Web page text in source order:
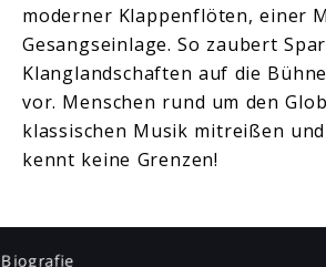
moderner Klappenflöten, einer
Gesangseinlage. So zaubert
Klanglandschaften auf die
vor. Menschen rund um den
klassischen Musik mitreißen
kennt keine Grenzen!
Biografie